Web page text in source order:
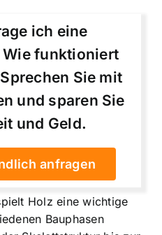
ich eine
Wie funktioniert
Sie mit
und sparen Sie
und Geld.
anfragen
Holz eine wichtige
Bauphasen